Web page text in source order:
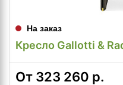
На заказ
Кресло Gallotti &
От 323 260 р.